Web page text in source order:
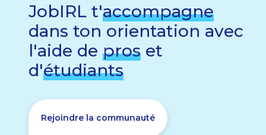
JobIRL t'accompagne
dans ton orientation avec
l'aide de pros et
d'étudiants
Rejoindre la communauté